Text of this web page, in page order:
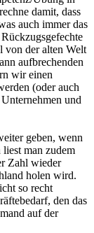
damit, dass
auch immer das
von der alten Welt
aufbrechenden
wir einen
(oder auch
und
geben, wenn
man zudem
Zahl wieder
holen wird.
so recht
den das
auf der